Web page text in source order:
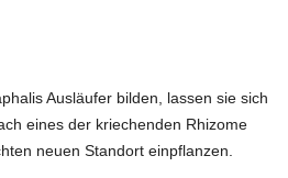
Ausläufer bilden, lassen sie sich
eines der kriechenden Rhizome
neuen Standort einpflanzen.